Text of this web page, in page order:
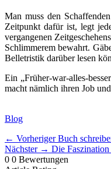
Man muss den
Zeitpunkt dafür ist, legt
vergangenen
Schlimmerem bewahrt.
Belletristik darüber lesen
Ein „Früher-war-alles-
macht nämlich ihren Job
Kategorien
Blog
← Vorheriger Vorheriger
Beitrag:
Buch
Nächster → Nächster
Beitrag:
Die
0 0 Bewertungen